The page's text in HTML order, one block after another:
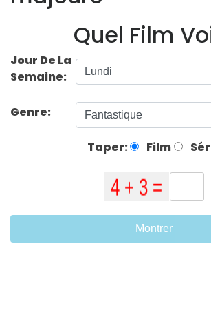
Quel Film
Jour De La
Semaine:
Genre:
Taper: Film
Montrer